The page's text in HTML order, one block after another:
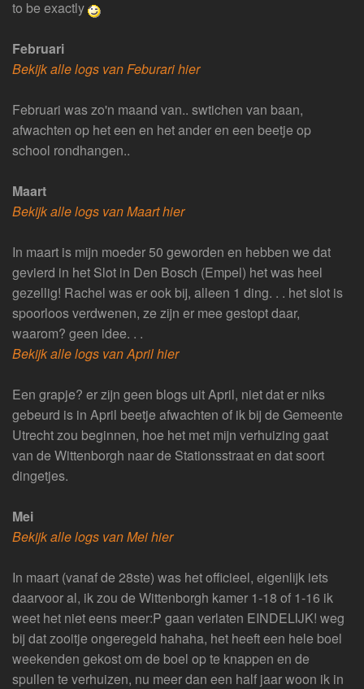
to be exactly
Februari
Bekijk alle logs van Feburari hier
Februari was zo'n maand van.. swtichen van baan,
afwachten op het een en het ander en een beetje op
school rondhangen..
Maart
Bekijk alle logs van Maart hier
In maart is mijn moeder 50 geworden en hebben we dat
gevierd in het Slot in Den Bosch (Empel) het was heel
gezellig! Rachel was er ook bij, alleen 1 ding. . . het slot is
spoorloos verdwenen, ze zijn er mee gestopt daar,
waarom? geen idee. . .
Bekijk alle logs van April hier
Een grapje? er zijn geen blogs uit April, niet dat er niks
gebeurd is in April beetje afwachten of ik bij de Gemeente
Utrecht zou beginnen, hoe het met mijn verhuizing gaat
van de Wittenborgh naar de Stationsstraat en dat soort
dingetjes.
Mei
Bekijk alle logs van Mei hier
In maart (vanaf de 28ste) was het officieel, eigenlijk iets
daarvoor al, ik zou de Wittenborgh kamer 1-18 of 1-16 ik
weet het niet eens meer:P gaan verlaten EINDELIJK! weg
bij dat zooitje ongeregeld hahaha, het heeft een hele boel
weekenden gekost om de boel op te knappen en de
spullen te verhuizen, nu meer dan een half jaar woon ik in